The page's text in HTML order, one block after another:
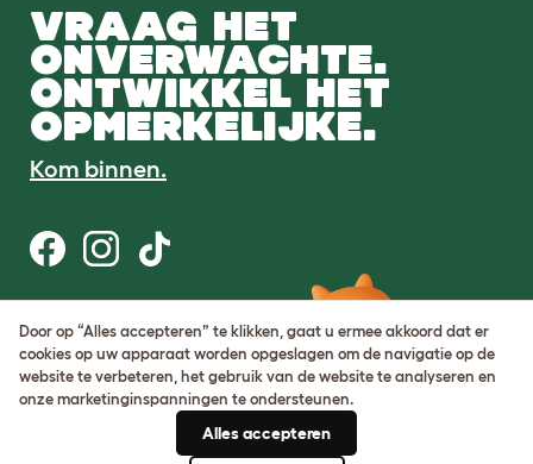
VRAAG HET
ONVERWACHTE.
ONTWIKKEL HET
OPMERKELIJKE.
Kom binnen.
Gebruiksvoorwaarden
Cookie & privacybeleid
Cookie Settings
Sitemap
BTW-nummer: DE317631106
Door op “Alles accepteren” te klikken, gaat u ermee akkoord dat er
cookies op uw apparaat worden opgeslagen om de navigatie op de
website te verbeteren, het gebruik van de website te analyseren en
onze marketinginspanningen te ondersteunen.
Alles accepteren